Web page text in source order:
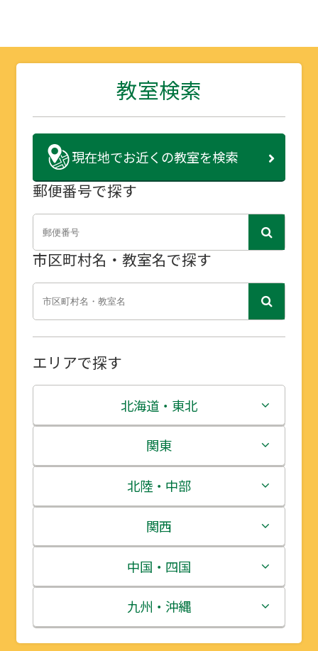
教室検索
現在地でお近くの教室を検索
郵便番号で探す
市区町村名・教室名で探す
エリアで探す
北海道・東北
北海道
青森県
岩手県
宮城県
秋田県
山形県
関東
茨城県
栃木県
群馬県
埼玉県
千葉県
北陸・中部
新潟県
富山県
石川県
福井県
関西
三重県
滋賀県
京都府
中国・四国
鳥取県
島根県
九州・沖縄
福岡県